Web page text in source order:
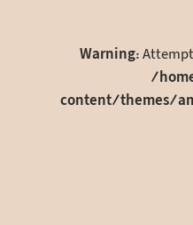
Warning:
/
content/themes/